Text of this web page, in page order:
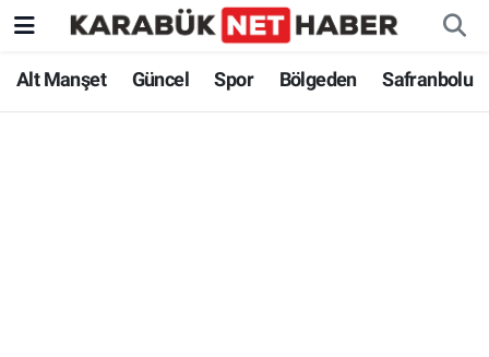
Alt Manşet Güncel Spor Bölgeden Safranbolu